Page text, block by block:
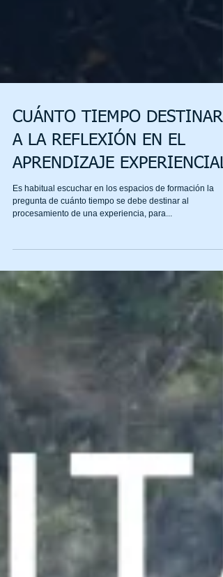
CUÁNTO TIEMPO DESTINAR
A LA REFLEXIÓN EN EL
procesamiento de una experiencia, para...